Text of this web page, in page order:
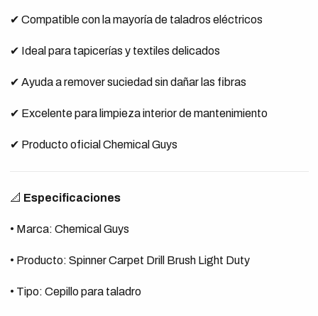
✔ Compatible con la mayoría de taladros eléctricos
✔ Ideal para tapicerías y textiles delicados
✔ Ayuda a remover suciedad sin dañar las fibras
✔ Excelente para limpieza interior de mantenimiento
✔ Producto oficial Chemical Guys
📐 Especificaciones
• Marca: Chemical Guys
• Producto: Spinner Carpet Drill Brush Light Duty
• Tipo: Cepillo para taladro